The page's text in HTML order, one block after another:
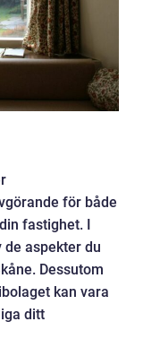
för både
fastighet. I
aspekter du
Dessutom
kan vara
ditt